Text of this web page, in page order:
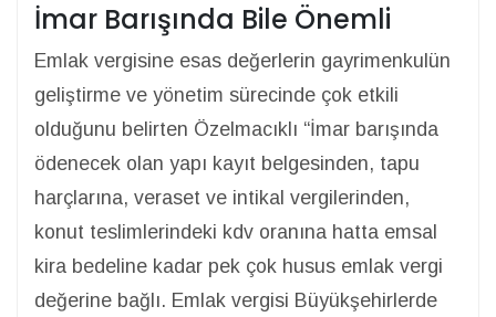
İmar Barışında Bile Önemli
Emlak vergisine esas değerlerin gayrimenkulün
geliştirme ve yönetim sürecinde çok etkili
olduğunu belirten Özelmacıklı “İmar barışında
ödenecek olan yapı kayıt belgesinden, tapu
harçlarına, veraset ve intikal vergilerinden,
konut teslimlerindeki kdv oranına hatta emsal
kira bedeline kadar pek çok husus emlak vergi
değerine bağlı. Emlak vergisi Büyükşehirlerde